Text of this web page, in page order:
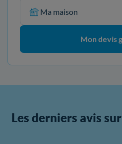
Ma maison
Mon devis
Les derniers avis